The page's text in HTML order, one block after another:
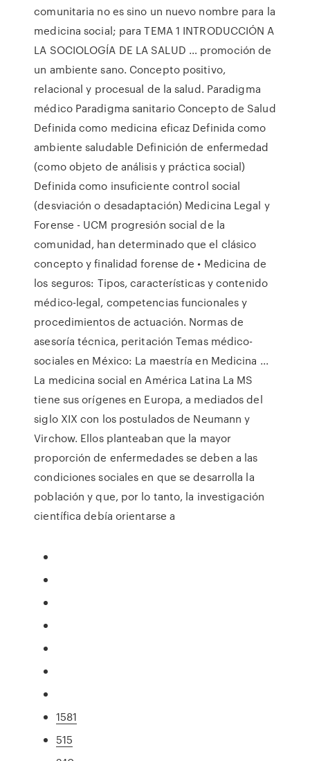
comunitaria no es sino un nuevo nombre para la
medicina social; para TEMA 1 INTRODUCCIÓN A
LA SOCIOLOGÍA DE LA SALUD … promoción de
un ambiente sano. Concepto positivo,
relacional y procesual de la salud. Paradigma
médico Paradigma sanitario Concepto de Salud
Definida como medicina eficaz Definida como
ambiente saludable Definición de enfermedad
(como objeto de análisis y práctica social)
Definida como insuficiente control social
(desviación o desadaptación) Medicina Legal y
Forense - UCM progresión social de la
comunidad, han determinado que el clásico
concepto y finalidad forense de • Medicina de
los seguros: Tipos, características y contenido
médico-legal, competencias funcionales y
procedimientos de actuación. Normas de
asesoría técnica, peritación Temas médico-
sociales en México: La maestría en Medicina ...
La medicina social en América Latina La MS
tiene sus orígenes en Europa, a mediados del
siglo XIX con los postulados de Neumann y
Virchow. Ellos planteaban que la mayor
proporción de enfermedades se deben a las
condiciones sociales en que se desarrolla la
población y que, por lo tanto, la investigación
científica debía orientarse a
1581
515